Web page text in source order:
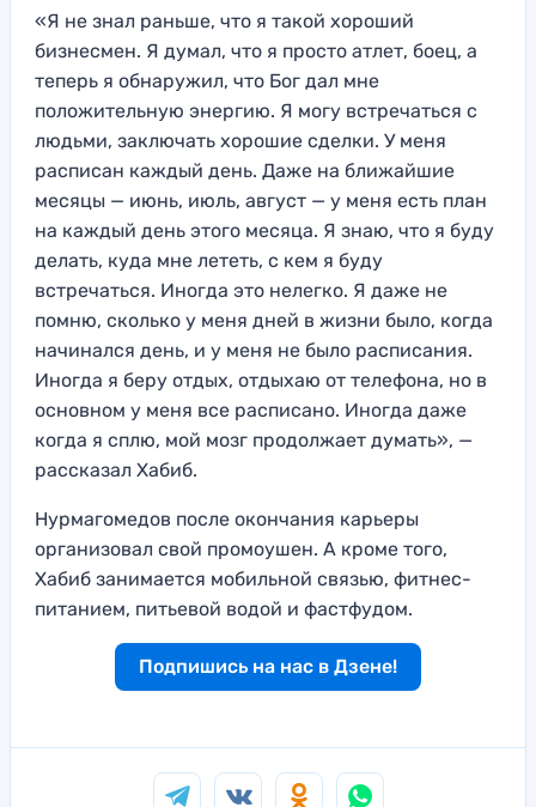
«Я не знал раньше, что я такой хороший
бизнесмен. Я думал, что я просто атлет, боец, а
теперь я обнаружил, что Бог дал мне
положительную энергию. Я могу встречаться с
людьми, заключать хорошие сделки. У меня
расписан каждый день. Даже на ближайшие
месяцы — июнь, июль, август — у меня есть план
на каждый день этого месяца. Я знаю, что я буду
делать, куда мне лететь, с кем я буду
встречаться. Иногда это нелегко. Я даже не
помню, сколько у меня дней в жизни было, когда
начинался день, и у меня не было расписания.
Иногда я беру отдых, отдыхаю от телефона, но в
основном у меня все расписано. Иногда даже
когда я сплю, мой мозг продолжает думать», —
рассказал Хабиб.
Нурмагомедов после окончания карьеры
организовал свой промоушен. А кроме того,
Хабиб занимается мобильной связью, фитнес-
питанием, питьевой водой и фастфудом.
Подпишись на нас в Дзене!